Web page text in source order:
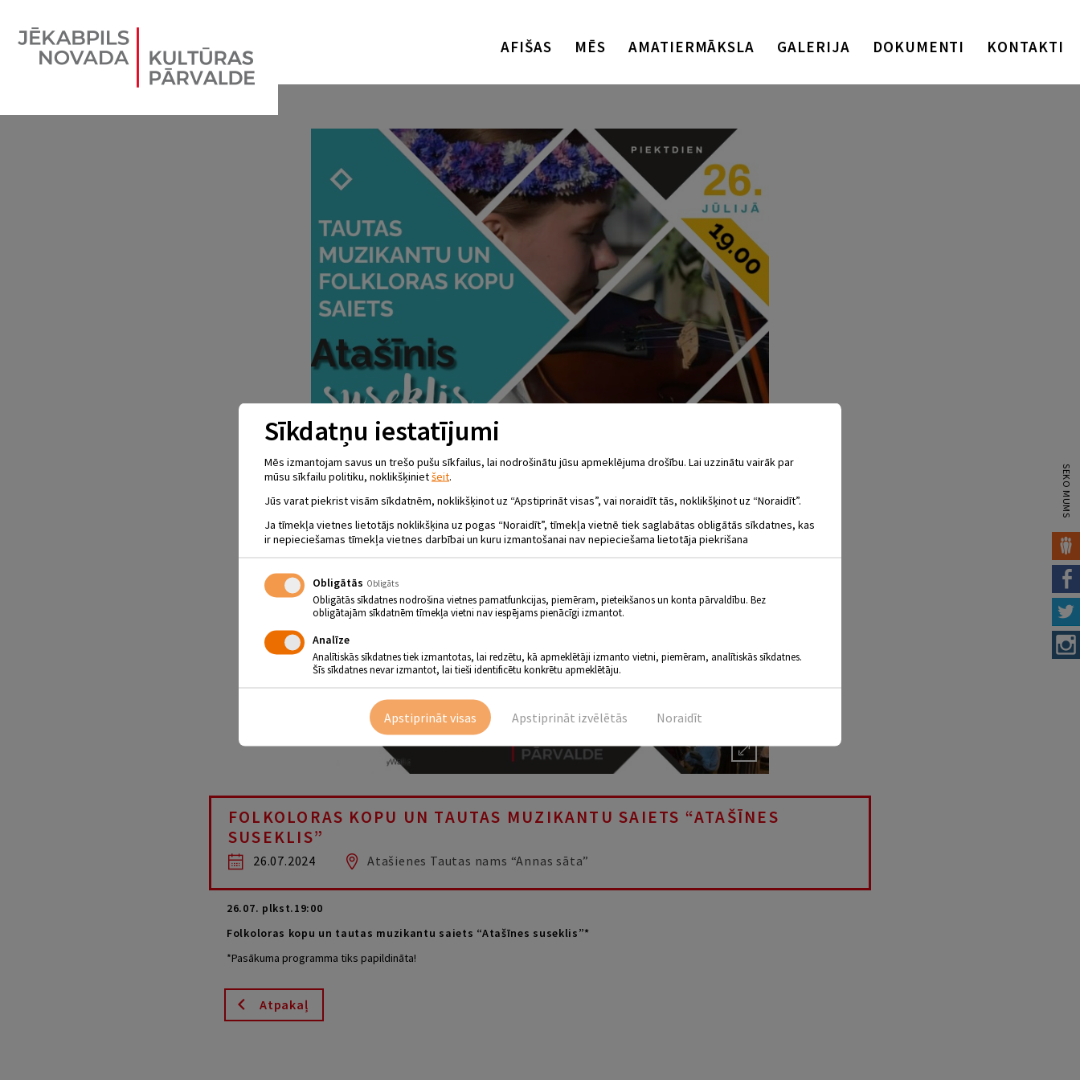
AFIŠAS MĒS AMATIERMĀKSLA GALERIJA DOKUMENTI KONTAKTI
FOLKOLORAS KOPU UN TAUTAS MUZIKANTU SAIETS “ATAŠĪNES
SUSEKLIS”
26.07.2024 Atašienes Tautas nams “Annas sāta”
26.07. plkst.19:00
Folkoloras kopu un tautas muzikantu saiets “Atašīnes suseklis”*
*Pasākuma programma tiks papildināta!
Atpakaļ
SEKO MUMS
Sīkdatņu iestatījumi
Mēs izmantojam savus un trešo pušu sīkfailus, lai nodrošinātu jūsu apmeklējuma drošību. Lai uzzinātu vairāk par
mūsu sīkfailu politiku, noklikšķinietšeit.
Jūs varat piekrist visām sīkdatnēm, noklikšķinot uz “Apstiprināt visas”, vai noraidīt tās, noklikšķinot uz “Noraidīt”.
Ja tīmekļa vietnes lietotājs noklikšķina uz pogas “Noraidīt”, tīmekļa vietnē tiek saglabātas obligātās sīkdatnes, kas
ir nepieciešamas tīmekļa vietnes darbībai un kuru izmantošanai nav nepieciešama lietotāja piekrišana
Obligātās Obligāts
Obligātās sīkdatnes nodrošina vietnes pamatfunkcijas, piemēram, pieteikšanos un konta pārvaldību. Bez
obligātajām sīkdatnēm tīmekļa vietni nav iespējams pienācīgi izmantot.
Analīze
Analītiskās sīkdatnes tiek izmantotas, lai redzētu, kā apmeklētāji izmanto vietni, piemēram, analītiskās sīkdatnes.
Šīs sīkdatnes nevar izmantot, lai tieši identificētu konkrētu apmeklētāju.
Noraidīt
Apstiprināt izvēlētās
Apstiprināt visas